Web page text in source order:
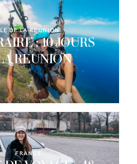
DE LA RÉUNION
: 10 JOURS
REUNION
FRANCE